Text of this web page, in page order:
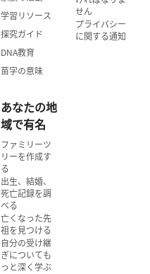
学習リソース
探究ガイド
DNA教育
苗字の意味
あなたの地
域で有名
ファミリーツ
リーを作成す
る
出生、結婚、
死亡記録を調
べる
亡くなった先
祖を見つける
自分の受け継
ぎについても
っと深く学ぶ
せん
プライバシー
に関する通知